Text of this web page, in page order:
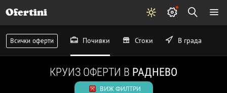
Ofertini
Всички оферти Почивки Стоки В града
КРУИЗ ОФЕРТИ В РАДНЕВО
ВИЖ ФИЛТРИ